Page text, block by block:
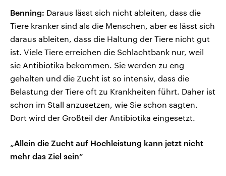
Benning: Daraus lässt sich nicht ableiten, dass die
Tiere kranker sind als die Menschen, aber es lässt sich
daraus ableiten, dass die Haltung der Tiere nicht gut
ist. Viele Tiere erreichen die Schlachtbank nur, weil
sie Antibiotika bekommen. Sie werden zu eng
gehalten und die Zucht ist so intensiv, dass die
Belastung der Tiere oft zu Krankheiten führt. Daher ist
schon im Stall anzusetzen, wie Sie schon sagten.
Dort wird der Großteil der Antibiotika eingesetzt.
„Allein die Zucht auf Hochleistung kann jetzt nicht
mehr das Ziel sein“